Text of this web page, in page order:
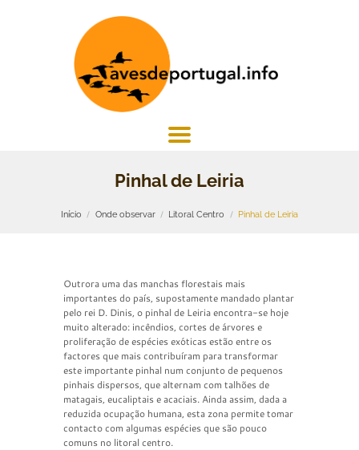
Pinhal de Leiria
Início Onde observar Litoral Centro Pinhal de Leiria
Outrora uma das manchas florestais mais
importantes do país, supostamente mandado plantar
pelo rei D. Dinis, o pinhal de Leiria encontra-se hoje
muito alterado: incêndios, cortes de árvores e
proliferação de espécies exóticas estão entre os
factores que mais contribuíram para transformar
este importante pinhal num conjunto de pequenos
pinhais dispersos, que alternam com talhões de
matagais, eucaliptais e acaciais. Ainda assim, dada a
reduzida ocupação humana, esta zona permite tomar
contacto com algumas espécies que são pouco
comuns no litoral centro.